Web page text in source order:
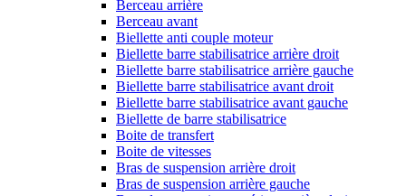
Berceau arrière
Berceau avant
Biellette anti couple moteur
Biellette barre stabilisatrice arrière droit
Biellette barre stabilisatrice arrière gauche
Biellette barre stabilisatrice avant droit
Biellette barre stabilisatrice avant gauche
Biellette de barre stabilisatrice
Boite de transfert
Boite de vitesses
Bras de suspension arrière droit
Bras de suspension arrière gauche